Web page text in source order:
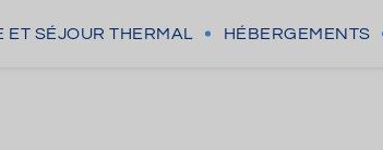
ET SÉJOUR THERMAL HÉBERGEMENTS